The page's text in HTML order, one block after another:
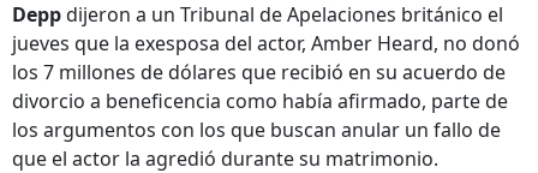
Deppdijeron a un Tribunal de Apelaciones británico el
jueves que la exesposa del actor, Amber Heard, no donó
los 7 millones de dólares que recibió en su acuerdo de
divorcio a beneficencia como había afirmado, parte de
los argumentos con los que buscan anular un fallo de
que el actor la agredió durante su matrimonio.